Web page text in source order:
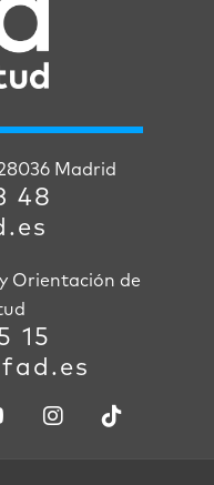
Madrid
48
Orientación de
15